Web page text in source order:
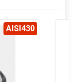
AISI430